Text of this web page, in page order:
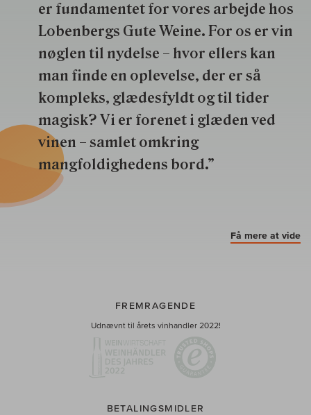
er fundamentet for vores arbejde hos
Lobenbergs Gute Weine. For os er vin
nøglen til nydelse – hvor ellers kan
man finde en oplevelse, der er så
kompleks, glædesfyldt og til tider
magisk? Vi er forenet i glæden ved
vinen – samlet omkring
mangfoldighedens bord.”
Få mere at vide
FREMRAGENDE
Udnævnt til årets vinhandler 2022!
BETALINGSMIDLER